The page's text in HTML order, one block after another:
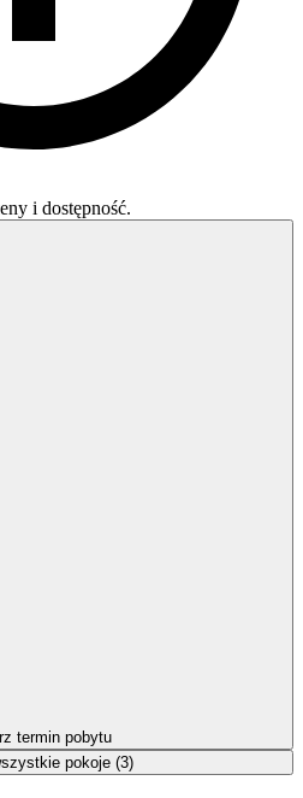
i dostępność.
termin pobytu
pokoje (3)